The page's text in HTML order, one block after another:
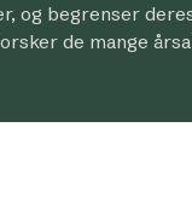
og begrenser
de mange